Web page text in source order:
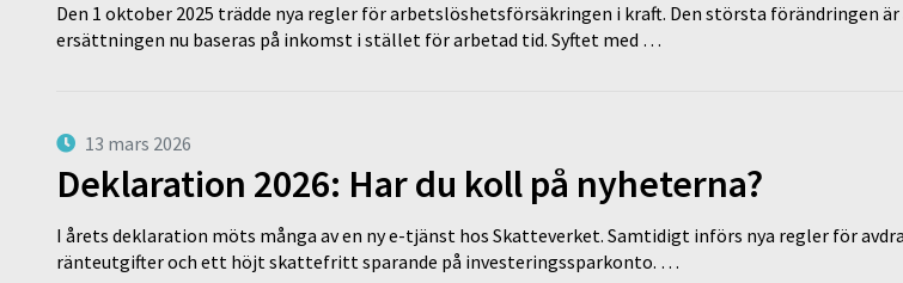
Den 1 oktober 2025 trädde nya regler för arbetslöshetsförsäkringen i kraft. Den största förändringen
ersättningen nu baseras på inkomst i stället för arbetad tid. Syftet med …
13 mars 2026
Deklaration 2026: Har du koll på nyheterna?
I årets deklaration möts många av en ny e-tjänst hos Skatteverket. Samtidigt införs nya regler för
ränteutgifter och ett höjt skattefritt sparande på investeringssparkonto. …